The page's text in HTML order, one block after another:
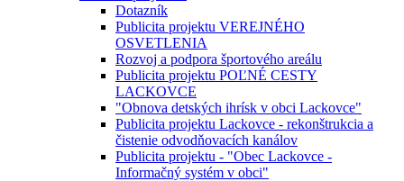
Dotazník
Publicita projektu VEREJNÉHO
OSVETLENIA
Rozvoj a podpora športového areálu
Publicita projektu POĽNÉ CESTY
LACKOVCE
"Obnova detských ihrísk v obci Lackovce"
Publicita projektu Lackovce - rekonštrukcia a
čistenie odvodňovacích kanálov
Publicita projektu - "Obec Lackovce -
Informačný systém v obci"